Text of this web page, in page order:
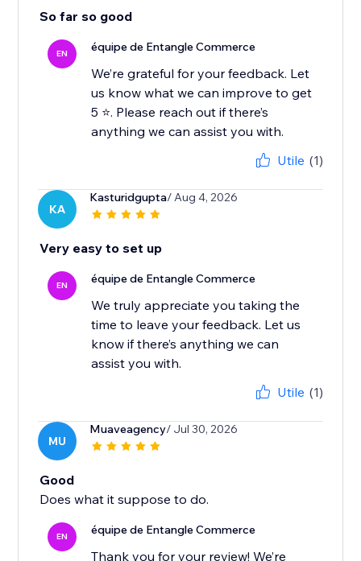
So far so good
EN équipe de Entangle Commerce
We’re grateful for your feedback. Let
us know what we can improve to get
5 ⭐️. Please reach out if there’s
Utile (1)
KA
Kasturidgupta/ Aug 4, 2026
Very easy to set up
EN équipe de Entangle Commerce
We truly appreciate you taking the
time to leave your feedback. Let us
know if there’s anything we can
Utile (1)
MU
Muaveagency/ Jul 30, 2026
Good
Does what it suppose to do.
EN équipe de Entangle Commerce
Thank you for your review! We’re